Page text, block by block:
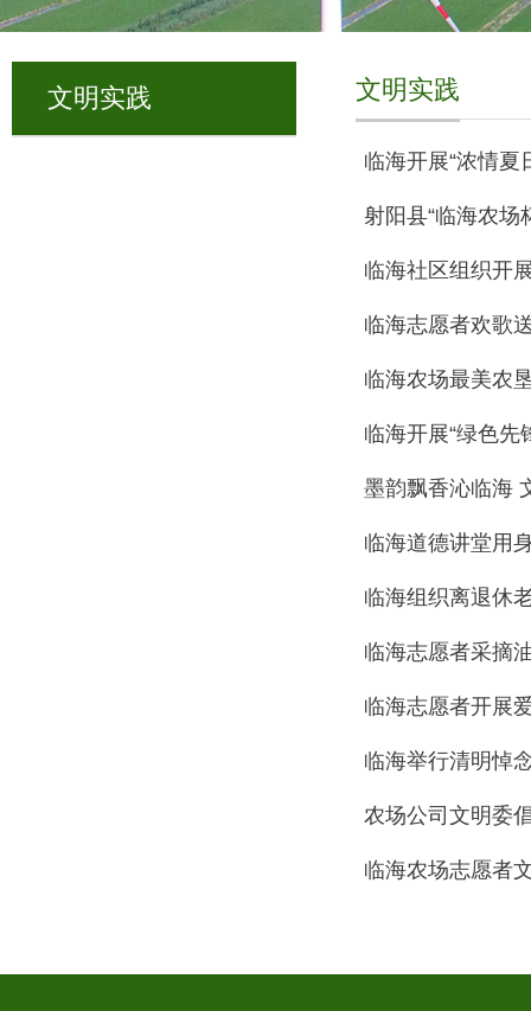
文明实践 文明实践
临海开展“浓情夏
射阳县“临海农场
临海社区组织开
临海志愿者欢歌
临海农场最美农
临海开展“绿色先
墨韵飘香沁临海
临海道德讲堂用
临海组织离退休
临海志愿者采摘
临海志愿者开展
临海举行清明悼
农场公司文明委
临海农场志愿者